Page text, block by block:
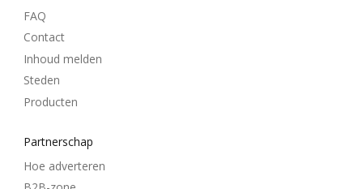
FAQ
Contact
Inhoud melden
Steden
Producten
Partnerschap
Hoe adverteren